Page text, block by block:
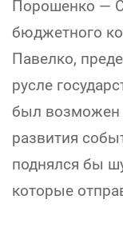
Порошенко —
бюджетного
Павелко,
русле
был возможен
развития
поднялся бы
которые